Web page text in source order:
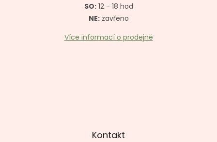
SO:12 - 18 hod
NE:zavřeno
Více informací o prodejně
Kontakt